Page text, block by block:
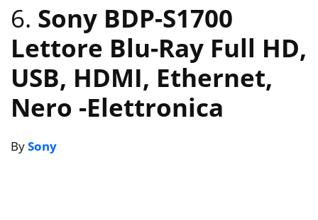
6. Sony BDP-S1700
Lettore Blu-Ray Full HD,
USB, HDMI, Ethernet,
Nero -Elettronica
BySony